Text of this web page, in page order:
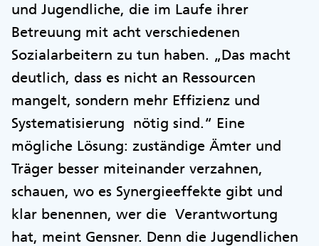
und Jugendliche, die im Laufe ihrer
Betreuung mit acht verschiedenen
Sozialarbeitern zu tun haben. „Das macht
deutlich, dass es nicht an Ressourcen
mangelt, sondern mehr Effizienz und
Systematisierung nötig sind.“ Eine
mögliche Lösung: zuständige Ämter und
Träger besser miteinander verzahnen,
schauen, wo es Synergieeffekte gibt und
klar benennen, wer die Verantwortung
hat, meint Gensner. Denn die Jugendlichen